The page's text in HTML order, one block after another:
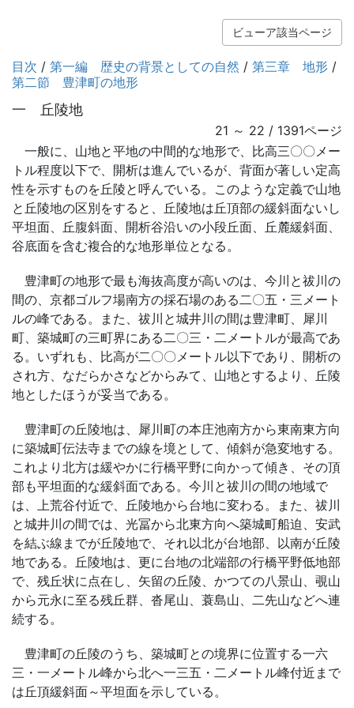
ビューア該当ページ
目次 / 第一編 歴史の背景としての自然 / 第三章 地形 /
第二節 豊津町の地形
一 丘陵地
21 ～ 22 / 1391ページ
一般に、山地と平地の中間的な地形で、比高三〇〇メー
トル程度以下で、開析は進んでいるが、背面が著しい定高
性を示すものを丘陵と呼んでいる。このような定義で山地
と丘陵地の区別をすると、丘陵地は丘頂部の緩斜面ないし
平坦面、丘腹斜面、開析谷沿いの小段丘面、丘麓緩斜面、
谷底面を含む複合的な地形単位となる。
豊津町の地形で最も海抜高度が高いのは、今川と祓川の
間の、京都ゴルフ場南方の採石場のある二〇五・三メート
ルの峰である。また、祓川と城井川の間は豊津町、犀川
町、築城町の三町界にある二〇三・二メートルが最高であ
る。いずれも、比高が二〇〇メートル以下であり、開析の
され方、なだらかさなどからみて、山地とするより、丘陵
地としたほうが妥当である。
豊津町の丘陵地は、犀川町の本庄池南方から東南東方向
に築城町伝法寺までの線を境として、傾斜が急変地する。
これより北方は緩やかに行橋平野に向かって傾き、その頂
部も平坦面的な緩斜面である。今川と祓川の間の地域で
は、上荒谷付近で、丘陵地から台地に変わる。また、祓川
と城井川の間では、光冨から北東方向へ築城町船迫、安武
を結ぶ線までが丘陵地で、それ以北が台地部、以南が丘陵
地である。丘陵地は、更に台地の北端部の行橋平野低地部
で、残丘状に点在し、矢留の丘陵、かつての八景山、覗山
から元永に至る残丘群、沓尾山、蓑島山、二先山などへ連
続する。
豊津町の丘陵のうち、築城町との境界に位置する一六
三・一メートル峰から北へ一三五・二メートル峰付近まで
は丘頂緩斜面～平坦面を示している。